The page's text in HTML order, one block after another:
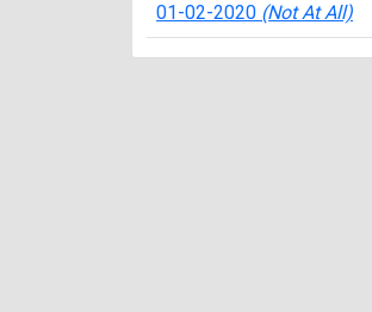
01-02-2020 (Not At All)